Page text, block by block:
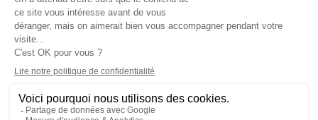
Contactez-nous-Mentions légales-CGV-Politique de